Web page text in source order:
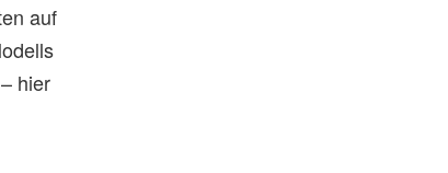
auf
hier